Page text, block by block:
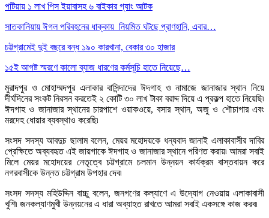
পটিয়ায় ১ লাখ পিস ইয়াবাসহ ৬ বাইকার গ্যাং আটক
সাতকানিয়ায় ঈগল পরিবহনের ধাক্কায় নিয়মিত ঘটছে প্রাণহানি, এবার…
চট্টগ্রামেই দুই বছরে বন্ধ ১৯০ কারখানা, বেকার ৩০ হাজার
১৫ই আগষ্ট স্মরণে কালো ব্যাজ ধারণের কর্মসূচি হাতে নিয়েছে…
মুরাদপুর ও মোহাম্মদপুর এলাকার বাসিন্দাদের ঈদগাহ ও নামাজে জানাজার স্থান নিয়ে
দীর্ঘদিনের সংকট নিরসন করতেই ২ কোটি ৩০ লাখ টাকা বরাদ্দ দিয়ে এ প্রকল্প হাতে নিয়েছি৷
ঈদগাহ ও জানাজার স্থানের চারপাশে ওয়াকওয়ে, বসার স্থান, অজু ও শৌচাগার এবং
মরদেহ ধোয়ার ব্যবস্থাও করেছি৷
সংসদ সদস্য আবদুচ ছালাম বলেন, মেয়র মহোদয়কে ধন্যবাদ জানাই এলাকাবাসীর দাবির
প্রেক্ষিতে অব্যবহৃত এই জায়গাকে ঈদগাহ ও জানাজার স্থানে পরিণত করায়৷ আমরা সবাই
মিলে মেয়র মহোদয়ের নেতৃত্বে চট্টগ্রামে চলমান উন্নয়ন কার্যক্রম বাস্তবায়ন করে
নগরবাসীকে উন্নত চট্টগ্রাম উপহার দেব৷
সংসদ সদস্য মহিউদ্দিন বাচ্চু বলেন, জনগণের কল্যাণে এ উদ্যোগ নেওয়ায় এলাকাবাসী
খুশি৷ জনকল্যাণমুখী উন্নয়নের এ ধারা অব্যাহত রাখতে আমরা সবাই একসঙ্গে কাজ করব৷